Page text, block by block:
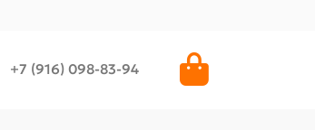
+7 (916) 098-83-94